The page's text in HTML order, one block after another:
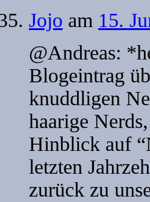
Jojo am 15.
@Andreas:
Blogeintrag
knuddligen
haarige
Hinblick auf
letzten
zurück zu